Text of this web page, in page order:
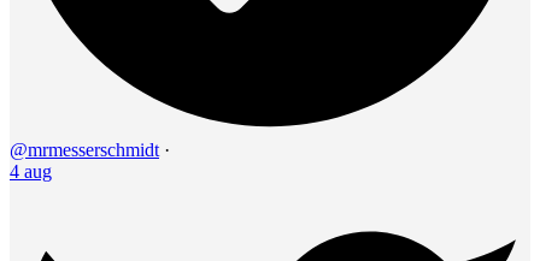
@mrmesserschmidt ·
4 aug